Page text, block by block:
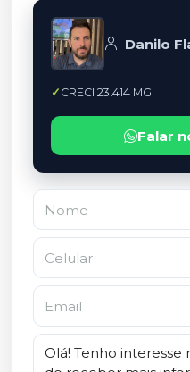
Danilo
CRECI 23.414 MG
Falar